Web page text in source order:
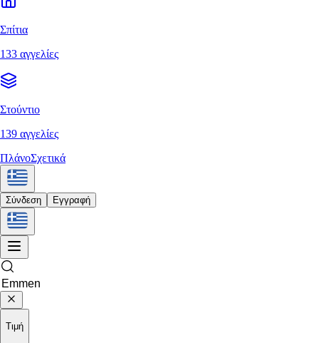
Σπίτια
133 αγγελίες
Στούντιο
139 αγγελίες
ΠλάνοΣχετικά
Σύνδεση Εγγραφή
Τιμή